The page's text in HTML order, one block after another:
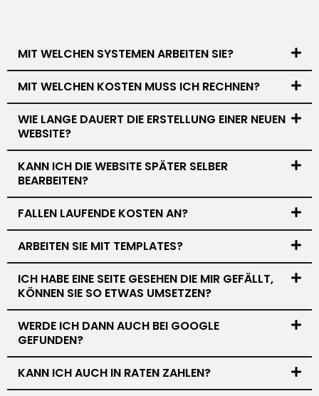
MIT WELCHEN SYSTEMEN ARBEITEN SIE?
MIT WELCHEN KOSTEN MUSS ICH RECHNEN?
WIE LANGE DAUERT DIE ERSTELLUNG EINER NEUEN
WEBSITE?
KANN ICH DIE WEBSITE SPÄTER SELBER
BEARBEITEN?
FALLEN LAUFENDE KOSTEN AN?
ARBEITEN SIE MIT TEMPLATES?
ICH HABE EINE SEITE GESEHEN DIE MIR GEFÄLLT,
KÖNNEN SIE SO ETWAS UMSETZEN?
WERDE ICH DANN AUCH BEI GOOGLE
GEFUNDEN?
KANN ICH AUCH IN RATEN ZAHLEN?